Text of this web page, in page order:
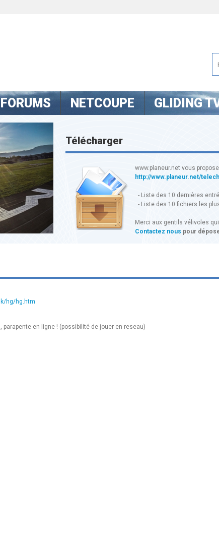
FORUMS NETCOUPE GLIDING
Télécharger
www.planeur.net vous
http://www.planeur.net/
- Liste des 10 dernières
- Liste des 10 fichiers les
Merci aux gentils vélivoles
Contactez nous pour
hg/hg.htm
parapente en ligne ! (possibilité de jouer en reseau)